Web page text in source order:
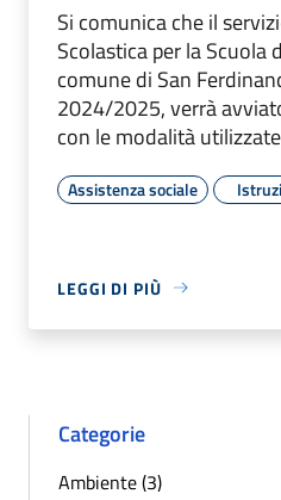
Si comunica che il
Scolastica per la Scuola
comune di San
2024/2025, verrà
con le modalità
Assistenza sociale
LEGGI DI PIÙ
Categorie
Ambiente (3)